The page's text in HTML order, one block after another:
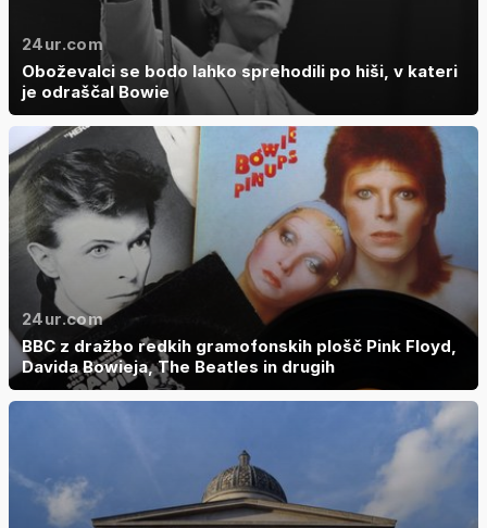
24ur.com
Oboževalci se bodo lahko sprehodili po hiši, v kateri
je odraščal Bowie
24ur.com
BBC z dražbo redkih gramofonskih plošč Pink Floyd,
Davida Bowieja, The Beatles in drugih